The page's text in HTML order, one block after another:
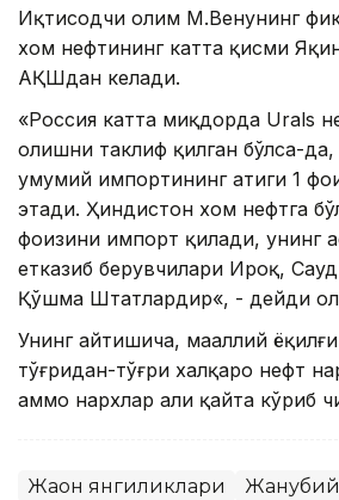
Иқтисодчи олим М.Венунинг
хом нефтининг катта қисми
АҚШдан келади.
«Россия катта миқдорда Urals
олишни таклиф қилган бўлса-
умумий импортининг атиги 1
этади. Ҳиндистон хом нефтга
фоизини импорт қилади, унинг
етказиб берувчилари Ироқ,
Қўшма Штатлардир«, - дейди
Унинг айтишича, маҳаллий
тўғридан-тўғри халқаро нефт
аммо нархлар ҳали қайта кўриб
Жаҳон янгиликлари